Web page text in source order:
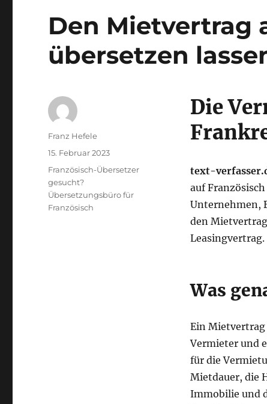
Den Mietvertrag
übersetzen
Die
text-
auf
Unternehmen,
den
Leasingvertrag.
Was
Ein
Vermieter und
für die
Mietdauer, die
Immobilie und
Autor
Franz Hefele
Veröffentlicht
15. Februar 2023
Kategorien
Französisch-Übersetzer
gesucht?
Übersetzungsbüro für
Französisch